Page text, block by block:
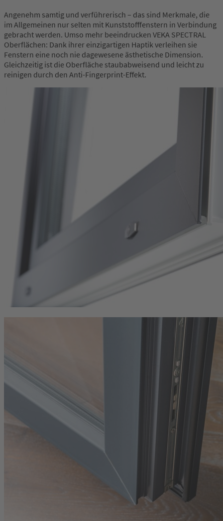
Angenehm samtig und verführerisch – das sind Merkmale, die
im Allgemeinen nur selten mit Kunststofffenstern in Verbindung
gebracht werden. Umso mehr beeindrucken VEKA SPECTRAL
Oberflächen: Dank ihrer einzigartigen Haptik verleihen sie
Fenstern eine noch nie dagewesene ästhetische Dimension.
Gleichzeitig ist die Oberfläche staubabweisend und leicht zu
reinigen durch den Anti-Fingerprint-Effekt.